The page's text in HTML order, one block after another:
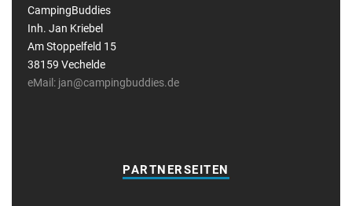
CampingBuddies
Inh. Jan Kriebel
Am Stoppelfeld 15
38159 Vechelde
eMail: jan@campingbuddies.de
PARTNERSEITEN